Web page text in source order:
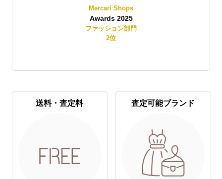
Mercari Shops
Awards 2025
ファッション部門
2位
送料・査定料 査定可能ブランド